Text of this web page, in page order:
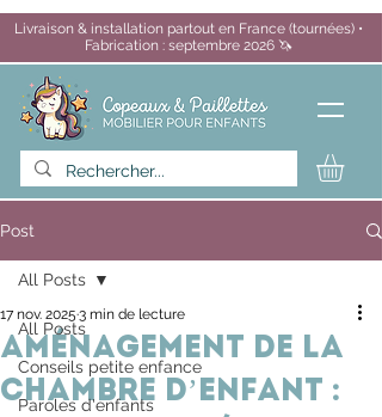
Livraison & installation partout en France (tournées) •
Fabrication : septembre 2026 🦄
Post
All Posts
Conseils petite enfance
Paroles d'enfants
All Posts
Aménagement de la
chambre d’enfant :
17 nov. 2025 3 min de lecture